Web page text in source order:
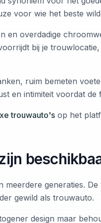
voor wie het beste
en overdadige
bij je
ruim bemeten
en intimiteit voordat de
trouwauto's op het
generaties.
gewild als trouwauto.
design maar